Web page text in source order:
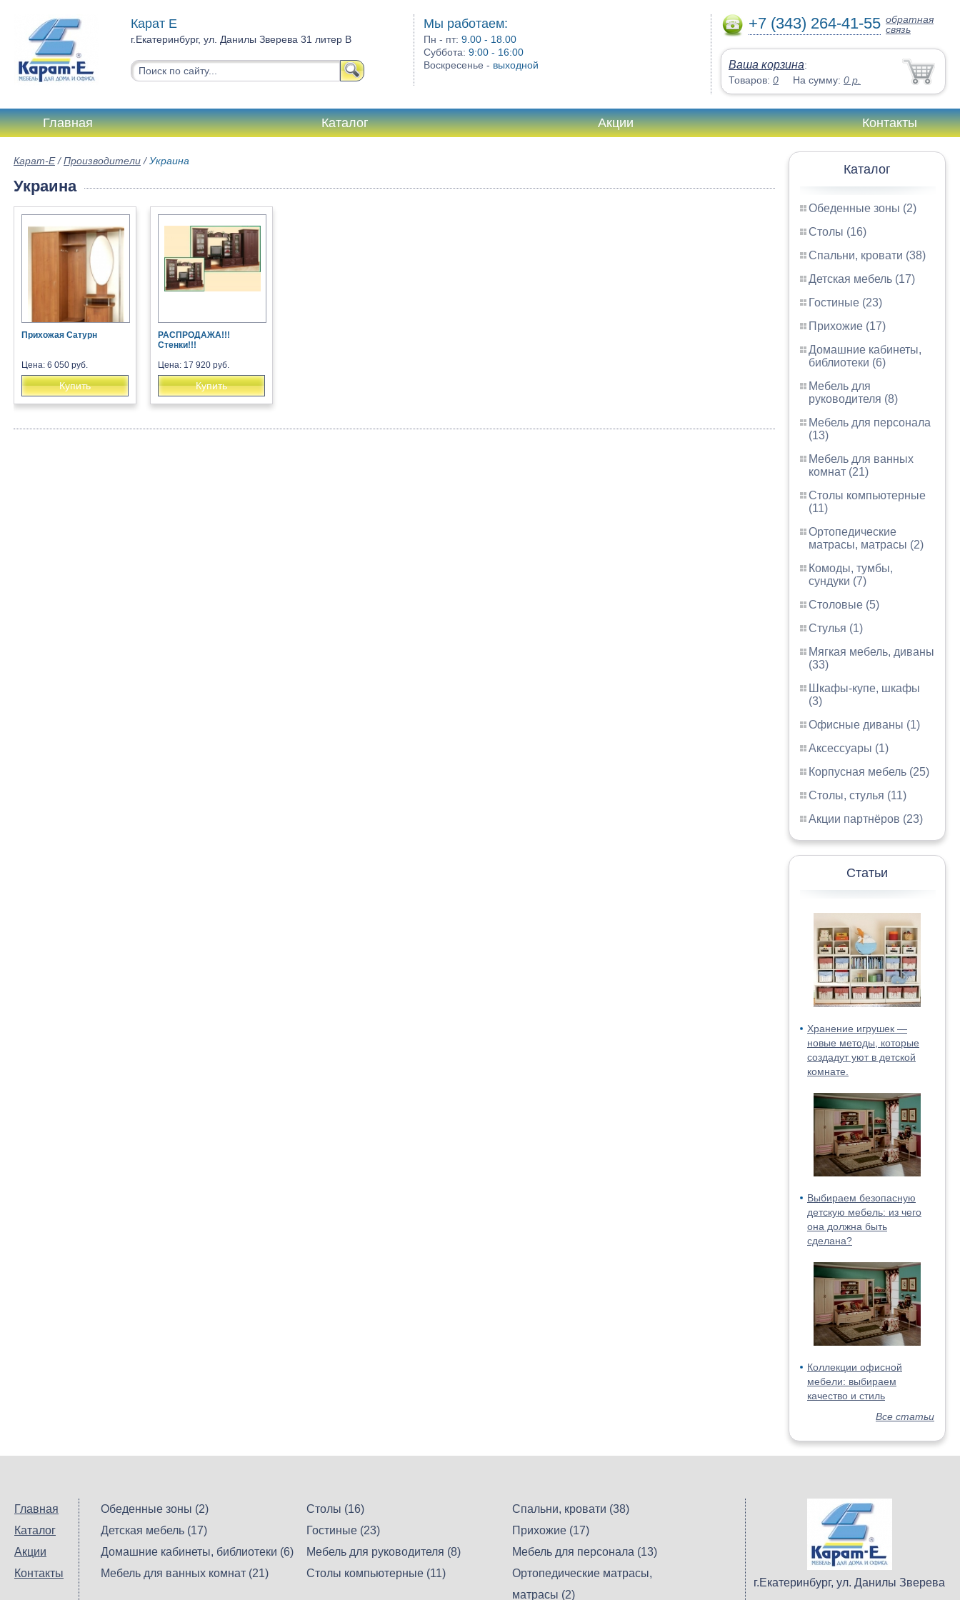
Карат Е
г.Екатеринбург, ул. Данилы Зверева 31 литер В
Мы работаем:
Пн - пт:9.00 - 18.00
Суббота:9:00 - 16:00
Воскресенье - выходной
+7 (343) 264-41-55 обратная
связь
Ваша корзина:
Товаров: 0 На сумму: 0 р.
Главная Каталог Акции Контакты
Каталог
Обеденные зоны (2)
Столы (16)
Спальни, кровати (38)
Детская мебель (17)
Гостиные (23)
Прихожие (17)
Домашние кабинеты,
библиотеки (6)
Мебель для
руководителя (8)
Мебель для персонала
(13)
Мебель для ванных
комнат (21)
Столы компьютерные
(11)
Ортопедические
матрасы, матрасы (2)
Комоды, тумбы,
сундуки (7)
Столовые (5)
Стулья (1)
Мягкая мебель, диваны
(33)
Шкафы-купе, шкафы
(3)
Офисные диваны (1)
Аксессуары (1)
Корпусная мебель (25)
Столы, стулья (11)
Акции партнёров (23)
Статьи
Хранение игрушек —
новые методы, которые
создадут уют в детской
комнате.
Выбираем безопасную
детскую мебель: из чего
она должна быть
сделана?
Коллекции офисной
мебели: выбираем
качество и стиль
Все статьи
Карат-Е/Производители /Украина
Украина
Прихожая Сатурн
Цена: 6 050 руб.
Купить
РАСПРОДАЖА!!!
Стенки!!!
Цена: 17 920 руб.
Купить
Главная
Каталог
Акции
Контакты
г.Екатеринбург, ул. Данилы Зверева
Обеденные зоны (2) Столы (16)
Спальни, кровати (38)
Детская мебель (17)
Гостиные (23)
Прихожие (17)
Домашние кабинеты, библиотеки (6)
Мебель для руководителя (8)
Мебель для персонала (13)
Мебель для ванных комнат (21)
Столы компьютерные (11)
Ортопедические матрасы,
матрасы (2)